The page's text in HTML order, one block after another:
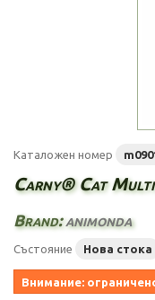
Каталожен номер
Carny® Cat
Brand:animonda
Състояние Нова стока
Внимание: